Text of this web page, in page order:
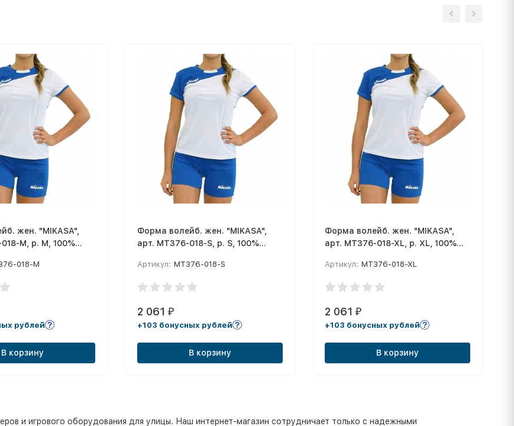
жен. "MIKASA",
M, р. M, 100%
018-M
рублей
В корзину
Форма волейб. жен. "MIKASA",
арт. MT376-018-S, р. S, 100%
Артикул: MT376-018-S
2 061 ₽
+103 бонусных рублей
В корзину
Форма волейб. жен. "MIKASA",
арт. MT376-018-XL, р. XL, 100%
Артикул: MT376-018-XL
2 061 ₽
+103 бонусных рублей
В корзину
и игрового оборудования для улицы. Наш интернет-магазин сотрудничает только с надежными